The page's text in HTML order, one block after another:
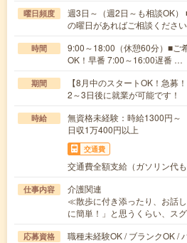
曜日頻度
週3日～（週2日～も相談OK
の曜日があればご相談ください
時間
9:00～18:00（休憩60分）■ご
OK！早番 7:00～16:00遅番 …
期間
【8月中のスタートOK！急
2～3日後に就業が可能です！
時給
無資格未経験：時給1300円
日収1万400円以上
交通費
交通費全額支給（ガソリン代も
仕事内容
介護関連
≪散歩に付き添ったり、お話
に簡単！」と思うくらい、ス
応募資格
職種未経験OK / ブランクOK /